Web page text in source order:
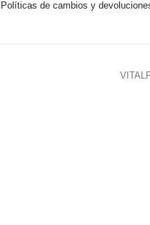
Políticas de cambios y